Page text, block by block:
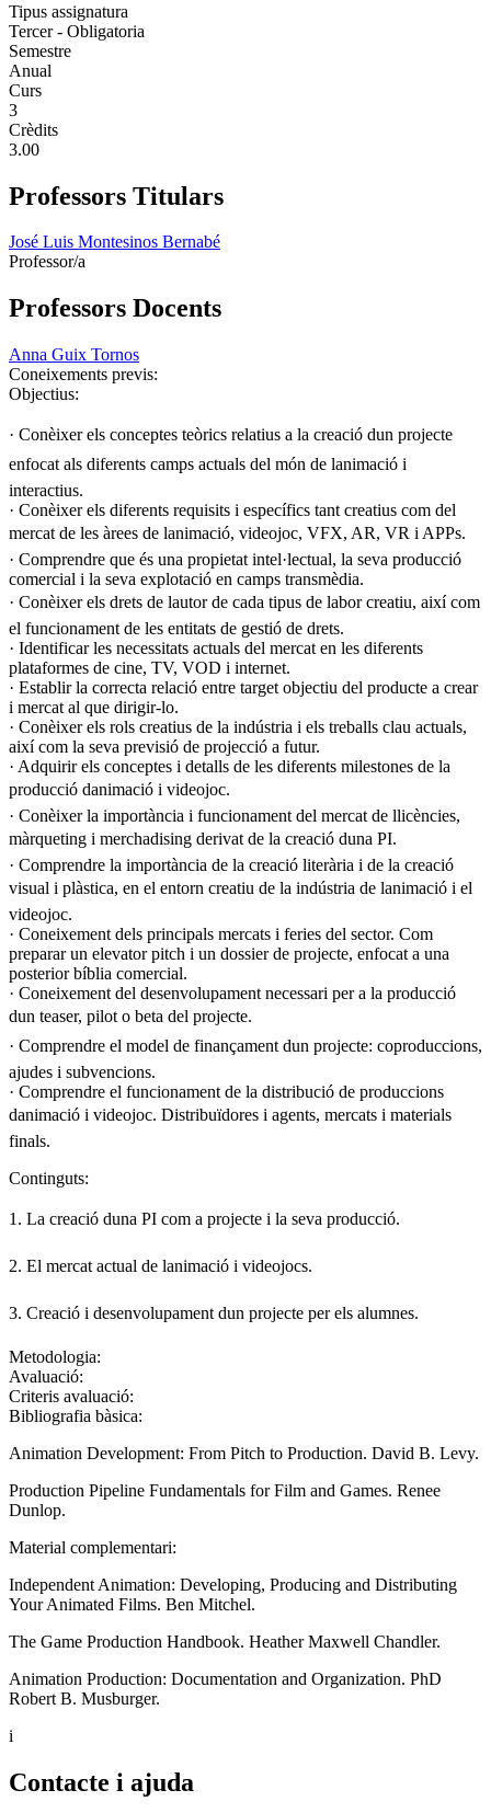
Tipus assignatura
Tercer - Obligatoria
Semestre
Anual
Curs
3
Crèdits
3.00
Professors Titulars
José Luis Montesinos Bernabé
Professor/a
Professors Docents
Anna Guix Tornos
Coneixements previs:
Objectius:
· Conèixer els conceptes teòrics relatius a la creació dun projecte
enfocat als diferents camps actuals del món de lanimació i
interactius.
· Conèixer els diferents requisits i específics tant creatius com del
mercat de les àrees de lanimació, videojoc, VFX, AR, VR i APPs.
· Comprendre que és una propietat intel·lectual, la seva producció
comercial i la seva explotació en camps transmèdia.
· Conèixer els drets de lautor de cada tipus de labor creatiu, així com
el funcionament de les entitats de gestió de drets.
· Identificar les necessitats actuals del mercat en les diferents
plataformes de cine, TV, VOD i internet.
· Establir la correcta relació entre target objectiu del producte a crear
i mercat al que dirigir-lo.
· Conèixer els rols creatius de la indústria i els treballs clau actuals,
així com la seva previsió de projecció a futur.
· Adquirir els conceptes i detalls de les diferents milestones de la
producció danimació i videojoc.
· Conèixer la importància i funcionament del mercat de llicències,
màrqueting i merchadising derivat de la creació duna PI.
· Comprendre la importància de la creació literària i de la creació
visual i plàstica, en el entorn creatiu de la indústria de lanimació i el
videojoc.
· Coneixement dels principals mercats i feries del sector. Com
preparar un elevator pitch i un dossier de projecte, enfocat a una
posterior bíblia comercial.
· Coneixement del desenvolupament necessari per a la producció
dun teaser, pilot o beta del projecte.
· Comprendre el model de finançament dun projecte: coproduccions,
ajudes i subvencions.
· Comprendre el funcionament de la distribució de produccions
danimació i videojoc. Distribuïdores i agents, mercats i materials
finals.
Continguts:
1. La creació duna PI com a projecte i la seva producció.
2. El mercat actual de lanimació i videojocs.
3. Creació i desenvolupament dun projecte per els alumnes.
Metodologia:
Avaluació:
Criteris avaluació:
Bibliografia bàsica:
Animation Development: From Pitch to Production. David B. Levy.
Production Pipeline Fundamentals for Film and Games. Renee
Dunlop.
Material complementari:
Independent Animation: Developing, Producing and Distributing
Your Animated Films. Ben Mitchel.
The Game Production Handbook. Heather Maxwell Chandler.
Animation Production: Documentation and Organization. PhD
Robert B. Musburger.
i
Contacte i ajuda